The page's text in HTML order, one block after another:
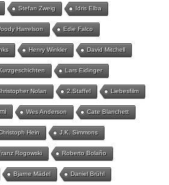
Stefan Zweig Idris Elba
Harrelson Edie Falco
Henry Winkler David Mitchell
Lars Eidinger
Nolan 2.Staffel Liebesfilm
Wes Anderson Cate Blanchett
Hein J.K. Simmons
Rogowski Roberto Bolaño
Bjarne Mädel Daniel Brühl